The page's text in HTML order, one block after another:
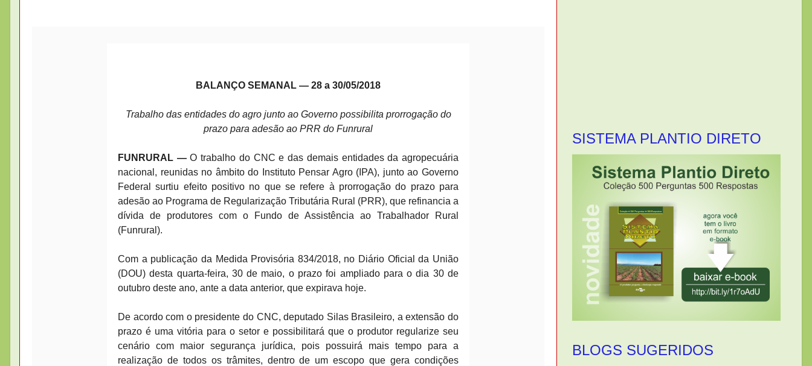
BALANÇO SEMANAL — 28 a 30/05/2018
Trabalho das entidades do agro junto ao Governo possibilita prorrogação do
prazo para adesão ao PRR do Funrural
FUNRURAL —O trabalho do CNC e das demais entidades da agropecuária
nacional, reunidas no âmbito do Instituto Pensar Agro (IPA), junto ao Governo
Federal surtiu efeito positivo no que se refere à prorrogação do prazo para
adesão ao Programa de Regularização Tributária Rural (PRR), que refinancia a
dívida de produtores com o Fundo de Assistência ao Trabalhador Rural
(Funrural).
Com a publicação da Medida Provisória 834/2018, no Diário Oficial da União
(DOU) desta quarta-feira, 30 de maio, o prazo foi ampliado para o dia 30 de
outubro deste ano, ante a data anterior, que expirava hoje.
De acordo com o presidente do CNC, deputado Silas Brasileiro, a extensão do
prazo é uma vitória para o setor e possibilitará que o produtor regularize seu
cenário com maior segurança jurídica, pois possuirá mais tempo para a
realização de todos os trâmites, dentro de um escopo que gera condições
SISTEMA PLANTIO DIRETO
BLOGS SUGERIDOS